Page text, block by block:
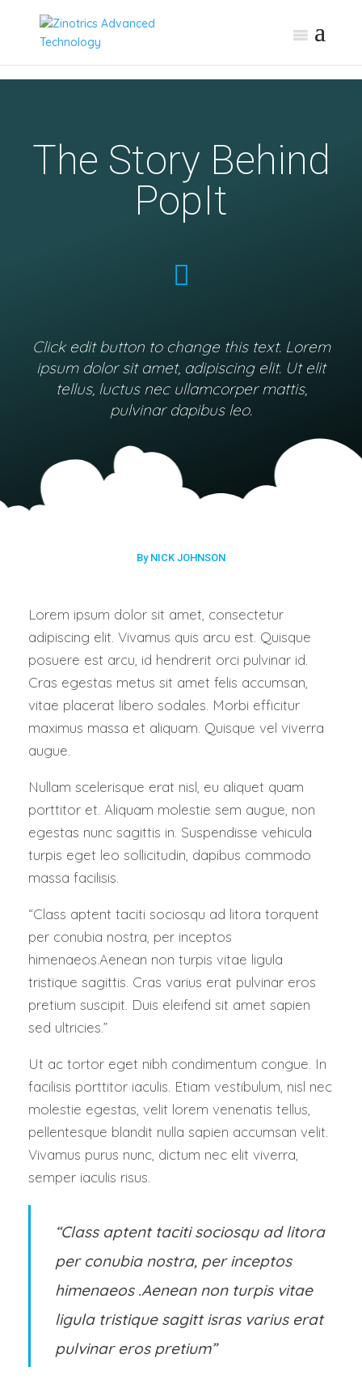
The Story Behind
PopIt
Click edit button to change this text. Lorem
ipsum dolor sit amet, adipiscing elit. Ut elit
tellus, luctus nec ullamcorper mattis,
pulvinar dapibus leo.
By NICK JOHNSON
Lorem ipsum dolor sit amet, consectetur
adipiscing elit. Vivamus quis arcu est. Quisque
posuere est arcu, id hendrerit orci pulvinar id.
Cras egestas metus sit amet felis accumsan,
vitae placerat libero sodales. Morbi efficitur
maximus massa et aliquam. Quisque vel viverra
augue.
Nullam scelerisque erat nisl, eu aliquet quam
porttitor et. Aliquam molestie sem augue, non
egestas nunc sagittis in. Suspendisse vehicula
turpis eget leo sollicitudin, dapibus commodo
massa facilisis.
“Class aptent taciti sociosqu ad litora torquent
per conubia nostra, per inceptos
himenaeos.Aenean non turpis vitae ligula
tristique sagittis. Cras varius erat pulvinar eros
pretium suscipit. Duis eleifend sit amet sapien
sed ultricies.”
Ut ac tortor eget nibh condimentum congue. In
facilisis porttitor iaculis. Etiam vestibulum, nisl nec
molestie egestas, velit lorem venenatis tellus,
pellentesque blandit nulla sapien accumsan velit.
Vivamus purus nunc, dictum nec elit viverra,
semper iaculis risus.
“Class aptent taciti sociosqu ad litora
per conubia nostra, per inceptos
himenaeos .Aenean non turpis vitae
ligula tristique sagitt isras varius erat
pulvinar eros pretium”